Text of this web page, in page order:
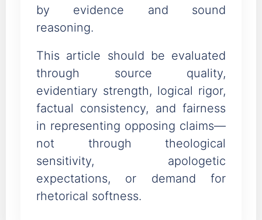
by evidence and sound
reasoning.
This article should be evaluated
through source quality,
evidentiary strength, logical rigor,
factual consistency, and fairness
in representing opposing claims—
not through theological
sensitivity, apologetic
expectations, or demand for
rhetorical softness.